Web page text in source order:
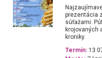
prezentácia
súťažami.
krojovaných
kroniky.
Termín: